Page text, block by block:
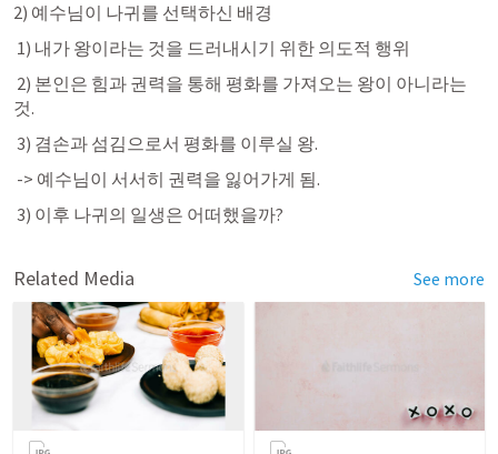
2) 예수님이 나귀를 선택하신 배경
1) 내가 왕이라는 것을 드러내시기 위한 의도적 행위
것.
3) 겸손과 섬김으로서 평화를 이루실 왕.
-> 예수님이 서서히 권력을 잃어가게 됨.
3) 이후 나귀의 일생은 어떠했을까?
Related Media See more